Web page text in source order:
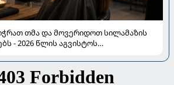
თმა და მოვერიდოთ სილამაზის
- 2026 წლის აგვისტოს